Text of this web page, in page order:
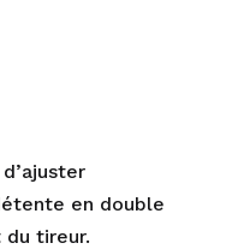
en double
du tireur.